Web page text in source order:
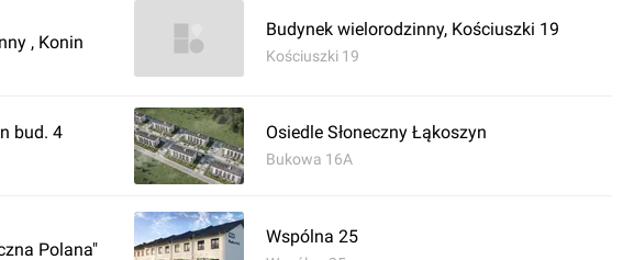
, Konin
Budynek wielorodzinny, Kościuszki 19
Kościuszki 19
bud. 4 Osiedle Słoneczny Łąkoszyn
Bukowa 16A
Polana"
Wspólna 25